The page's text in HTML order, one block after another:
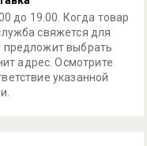
до 19.00. Когда товар
свяжется для
предложит выбрать
адрес. Осмотрите
указанной